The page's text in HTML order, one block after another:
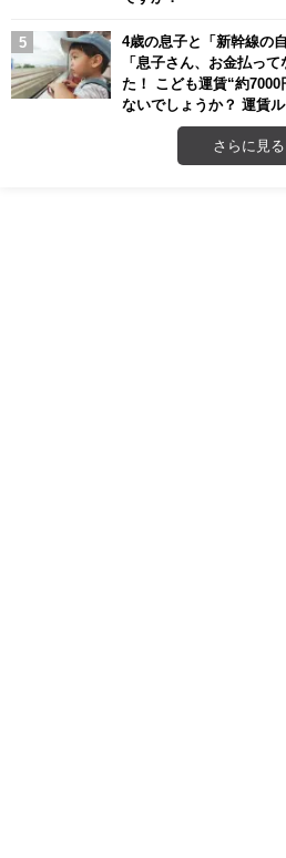
4歳の息子と「新幹線の
「息子さん、お金払っ
た！ こども運賃“約7000
ないでしょうか？ 運賃
さらに見る